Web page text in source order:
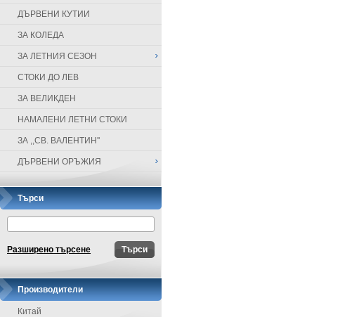
ДЪРВЕНИ КУТИИ
ЗА КОЛЕДА
ЗА ЛЕТНИЯ СЕЗОН
СТОКИ ДО ЛЕВ
ЗА ВЕЛИКДЕН
НАМАЛЕНИ ЛЕТНИ СТОКИ
ЗА ,,СВ. ВАЛЕНТИН''
ДЪРВЕНИ ОРЪЖИЯ
Търси
Разширено търсене
Производители
Китай